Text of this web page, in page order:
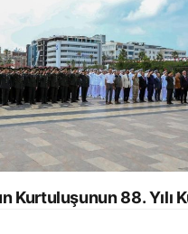
Kurtuluşunun 88. Yılı